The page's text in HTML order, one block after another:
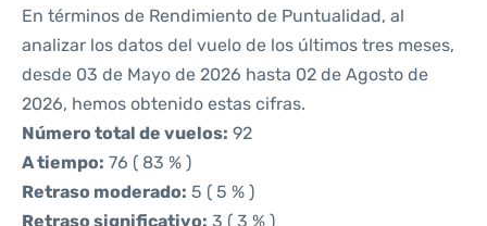
En términos de Rendimiento de Puntualidad, al
analizar los datos del vuelo de los últimos tres meses,
desde 03 de Mayo de 2026 hasta 02 de Agosto de
2026, hemos obtenido estas cifras.
Número total de vuelos: 92
A tiempo: 76 ( 83 % )
Retraso moderado: 5 ( 5 % )
Retraso significativo: 3 ( 3 % )